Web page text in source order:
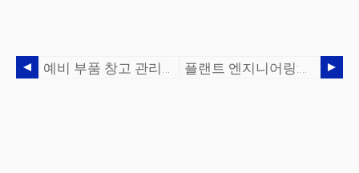
예비 부품 창고 관리를 위한 상위 5가지 팁 플랜트 엔지니어링:예비 부품의 4가지 모범 사례